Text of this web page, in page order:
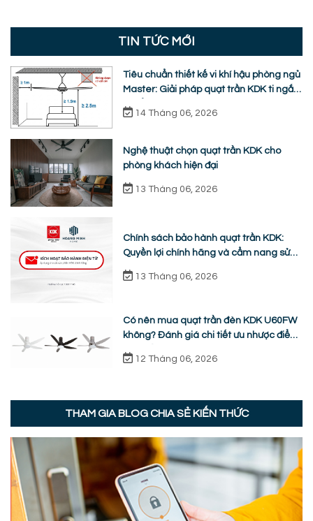
TIN TỨC MỚI
Tiêu chuẩn thiết kế vi khí hậu phòng ngủ
Master: Giải pháp quạt trần KDK ti ngắn
chuẩn nhân trắc học
14 Tháng 06, 2026
Nghệ thuật chọn quạt trần KDK cho
phòng khách hiện đại
13 Tháng 06, 2026
Chính sách bảo hành quạt trần KDK:
Quyền lợi chính hãng và cẩm nang sửa
13 Tháng 06, 2026
Có nên mua quạt trần đèn KDK U60FW
không? Đánh giá chi tiết ưu nhược điểm
thực tế
12 Tháng 06, 2026
THAM GIA BLOG CHIA SẺ KIẾN THỨC